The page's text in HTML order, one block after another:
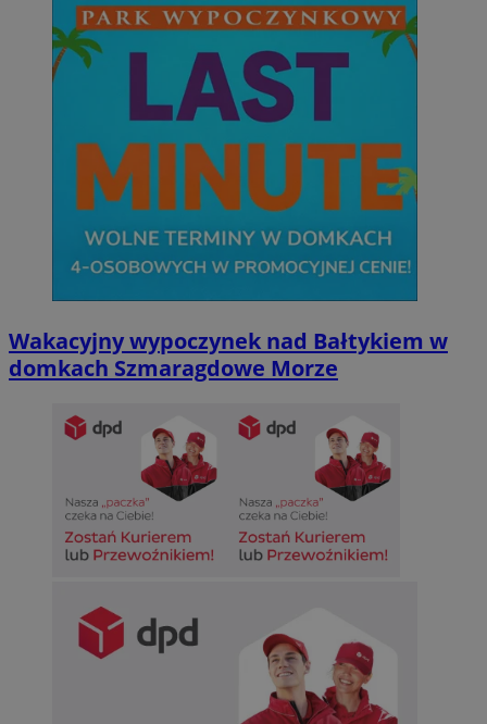
Wakacyjny wypoczynek nad Bałtykiem w
domkach Szmaragdowe Morze